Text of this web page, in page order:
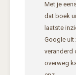
Met je
dat boek
laatste
Google uit
veranderd
overweg